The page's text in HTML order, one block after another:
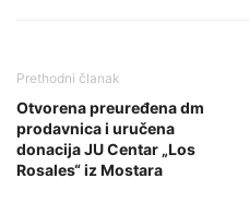
Prethodni članak
Otvorena preuređena dm
prodavnica i uručena
donacija JU Centar „Los
Rosales“ iz Mostara